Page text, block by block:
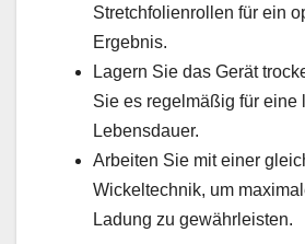
Stretchfolienrollen für ein
Ergebnis.
Lagern Sie das Gerät
Sie es regelmäßig für eine
Lebensdauer.
Arbeiten Sie mit einer
Wickeltechnik, um
Ladung zu gewährleisten.